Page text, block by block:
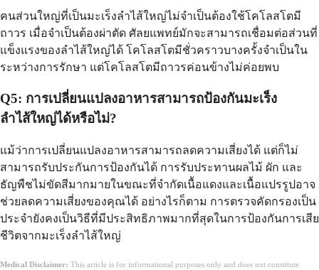
คนส่วนใหญ่ที่เป็นมะเร็งลำไส้ใหญ่ไม่จำเป็นต้องใช้โคโลสโตมี
ถาวร เมื่อจำเป็นต้องผ่าตัด ศัลยแพทย์มักจะสามารถเชื่อมต่อส่วนที่
แข็งแรงของลำไส้ใหญ่ได้ โคโลสโตมีชั่วคราวบางครั้งจำเป็นใน
ระหว่างการรักษา แต่โคโลสโตมีถาวรค่อนข้างไม่ค่อยพบ
Q5: การเปลี่ยนแปลงอาหารสามารถป้องกันมะเร็ง
ลำไส้ใหญ่ได้หรือไม่?
แม้ว่าการเปลี่ยนแปลงอาหารสามารถลดความเสี่ยงได้ แต่ก็ไม่
สามารถรับประกันการป้องกันได้ การรับประทานผลไม้ ผัก และ
ธัญพืชไม่ขัดสีมากมายในขณะที่จำกัดเนื้อแดงและเนื้อแปรรูปอาจ
ช่วยลดความเสี่ยงของคุณได้ อย่างไรก็ตาม การตรวจคัดกรองเป็น
ประจำยังคงเป็นวิธีที่มีประสิทธิภาพมากที่สุดในการป้องกันการเสีย
ชีวิตจากมะเร็งลำไส้ใหญ่
Medical Disclaimer: This article is for informational purposes only and does not constitute